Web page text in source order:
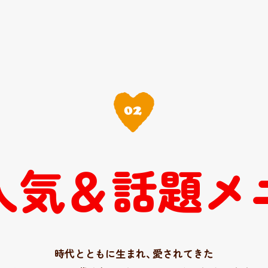
気＆話題メ
時代とともに生まれ、 愛されてきた